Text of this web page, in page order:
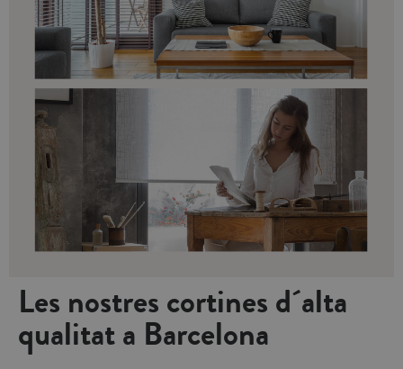
Les nostres cortines d´alta
qualitat a Barcelona